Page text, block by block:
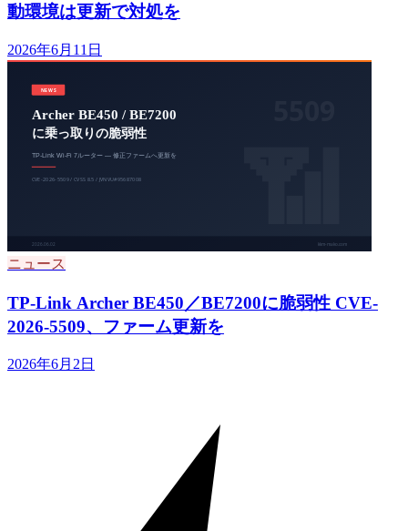
動環境は更新で対処を
2026年6月11日
ニュース
TP-Link Archer BE450／BE7200に脆弱性 CVE-
2026-5509、ファーム更新を
2026年6月2日